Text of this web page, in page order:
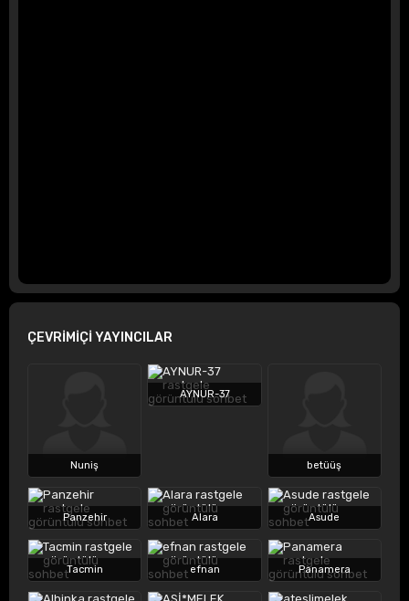
ÇEVRİMİÇİ YAYINCILAR
Nuniş
AYNUR-37
betüüş
Panzehir Alara Asude
Tacmin efnan Panamera